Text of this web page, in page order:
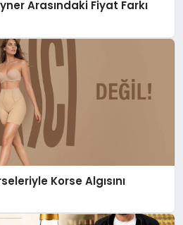
Arasındaki Fiyat Farkı
Korse Algısını